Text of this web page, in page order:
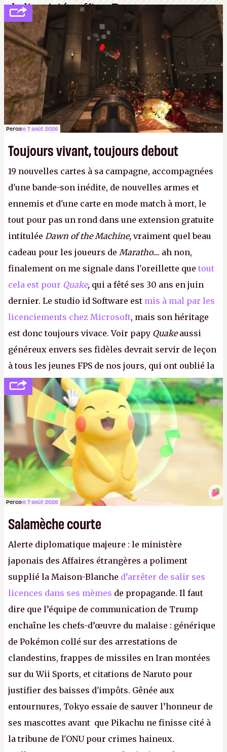
de l'amitié suffira.P.
Percole 7 août 2026
Toujours vivant, toujours debout
19 nouvelles cartes à sa campagne, accompagnées
d'une bande-son inédite, de nouvelles armes et
ennemis et d'une carte en mode match à mort, le
tout pour pas un rond dans une extension gratuite
intitulée Dawn of the Machine, vraiment quel beau
cadeau pour les joueurs de Maratho.... ah non,
finalement on me signale dans l'oreillette que tout
cela est pour Quake, qui a fêté ses 30 ans en juin
dernier. Le studio id Software est mis à mal par les
licenciements chez Microsoft, mais son héritage
est donc toujours vivace. Voir papy Quakeaussi
généreux envers ses fidèles devrait servir de leçon
à tous les jeunes FPS de nos jours, qui ont oublié la
politesse et le respect envers leurs joueurs et les
anciens. Il leur faudrait une bonne guerre des
consoles à ces petits cons !
Percole 7 août 2026
Salamèche courte
Alerte diplomatique majeure : le ministère
japonais des Affaires étrangères a poliment
supplié la Maison-Blanche d’arrêter de salir ses
licences dans ses mèmes de propagande. Il faut
dire que l’équipe de communication de Trump
enchaîne les chefs-d’œuvre du malaise : générique
de Pokémon collé sur des arrestations de
clandestins, frappes de missiles en Iran montées
sur du Wii Sports, et citations de Naruto pour
justifier des baisses d'impôts. Gênée aux
entournures, Tokyo essaie de sauver l’honneur de
ses mascottes avant que Pikachu ne finisse cité à
la tribune de l'ONU pour crimes haineux.